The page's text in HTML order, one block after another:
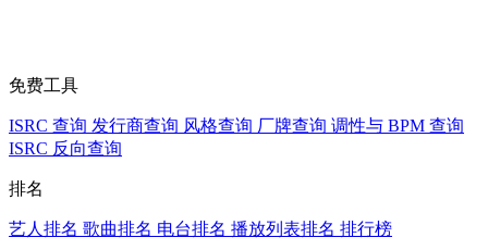
免费工具
ISRC 查询 发行商查询 风格查询 厂牌查询 调性与 BPM 查询
ISRC 反向查询
排名
艺人排名 歌曲排名 电台排名 播放列表排名 排行榜